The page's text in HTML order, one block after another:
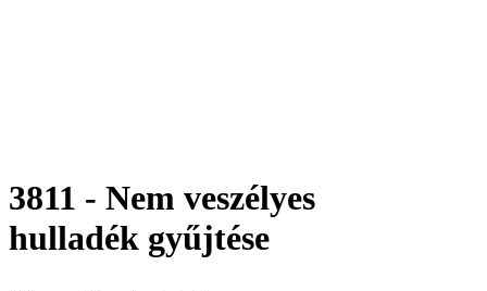
3811 - Nem veszélyes
hulladék gyűjtése